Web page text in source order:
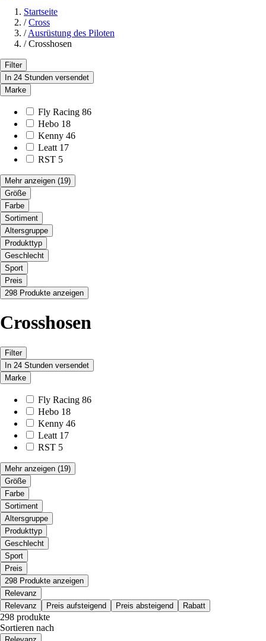
Startseite
/ Cross
/ Ausrüstung des Piloten
/ Crosshosen
Filter
In 24 Stunden versendet
Marke
Fly Racing 86
Hebo 18
Kenny 46
Leatt 17
RST 5
Mehr anzeigen (19)
Größe
Farbe
Sortiment
Altersgruppe
Produkttyp
Geschlecht
Sport
Preis
298 Produkte anzeigen
Crosshosen
Filter
In 24 Stunden versendet
Marke
Fly Racing 86
Hebo 18
Kenny 46
Leatt 17
RST 5
Mehr anzeigen (19)
Größe
Farbe
Sortiment
Altersgruppe
Produkttyp
Geschlecht
Sport
Preis
298 Produkte anzeigen
Relevanz
Relevanz
Preis aufsteigend Preis absteigend Rabatt
298 produkte
Sortieren nach